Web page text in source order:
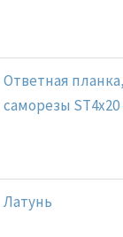
Ответная
саморезы
Латунь